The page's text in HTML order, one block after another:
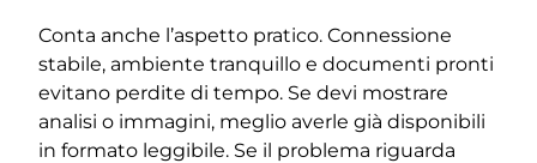
Conta anche l’aspetto pratico. Connessione
stabile, ambiente tranquillo e documenti pronti
evitano perdite di tempo. Se devi mostrare
analisi o immagini, meglio averle già disponibili
in formato leggibile. Se il problema riguarda